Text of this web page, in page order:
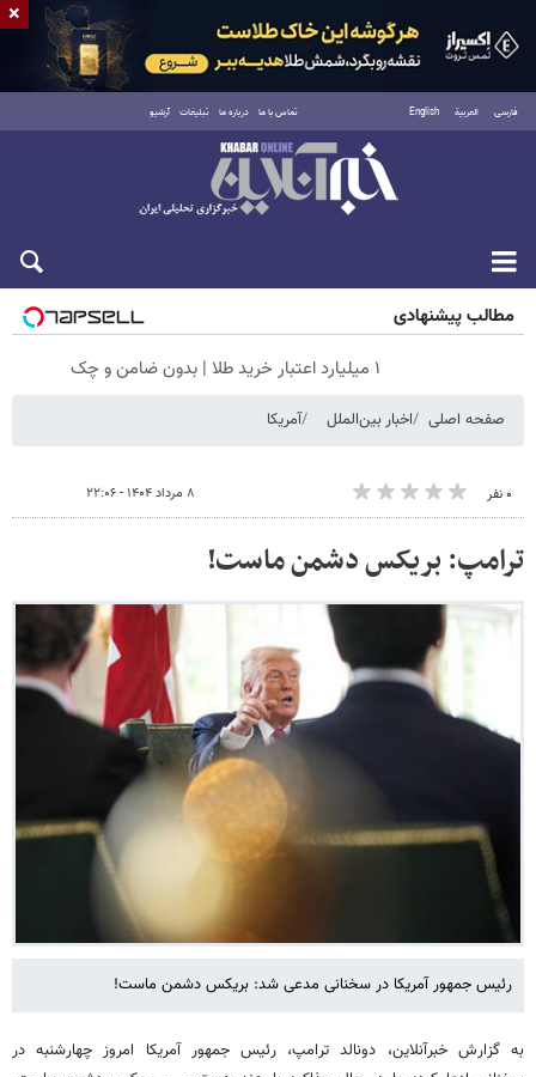
فارسی العربية English تماس با ما درباره ما تبلیغات آرشیو
شنبه ۱۷ مرداد ۱۴۰۵
مطالب پیشنهادی
۱ میلیارد اعتبار خرید طلا | بدون ضامن و چک
صفحه اصلی اخبار بین‌الملل آمریکا
۰ نفر ۸ مرداد ۱۴۰۴ - ۲۲:۰۶
ترامپ: بریکس دشمن ماست!
رئیس جمهور آمریکا در سخنانی مدعی شد: بریکس دشمن ماست!
به گزارش خبرآنلاین، دونالد ترامپ، رئیس جمهور آمریکا امروز چهارشنبه در
×